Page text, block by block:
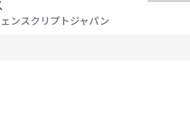
ンスクリプトジャパン